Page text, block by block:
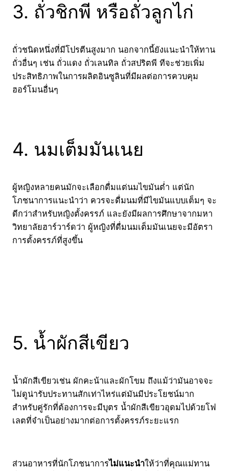
3. ถั่วชิกพี หรือถั่วลูกไก่
ถั่วชนิดหนึ่งที่มีโปรตีนสูงมาก นอกจากนี้ยังแนะนำให้ทาน
ถั่วอื่นๆ เช่น ถั่วแดง ถั่วเลนทิล ถั่วสปริตพี ทีจะช่วยเพิ่ม
ประสิทธิภาพในการผลิตอินซูลินที่มีผลต่อการควบคุม
ฮอร์โมนอื่นๆ
4. นมเต็มมันเนย
ผู้หญิงหลายคนมักจะเลือกดื่มแต่นมไขมันต่ำ แต่นัก
โภชนาการแนะนำว่า ควรจะดื่มนมที่มีไขมันแบบเต็มๆ จะ
ดีกว่าสำหรับหญิงตั้งครรภ์ และยังมีผลการศึกษาจากมหา
วิทยาลัยฮาร์วาร์ดว่า ผู้หญิงที่ดื่มนมเต็มมันเนยจะมีอัตรา
การตั้งครรภ์ที่สูงขึ้น
5. น้ำผักสีเขียว
น้ำผักสีเขียวเช่น ผักคะน้าและผักโขม ถึงแม้ว่ามันอาจจะ
ไม่ดูน่ารับประทานสักเท่าไหร่แต่มันมีประโยชน์มาก
สำหรับคู่รักที่ต้องการจะมีบุตร น้ำผักสีเขียวอุดมไปด้วยโฟ
เลตที่จำเป็นอย่างมากต่อการตั้งครรภ์ระยะแรก
ส่วนอาหารที่นักโภชนาการไม่แนะนำให้ว่าที่คุณแม่ทาน